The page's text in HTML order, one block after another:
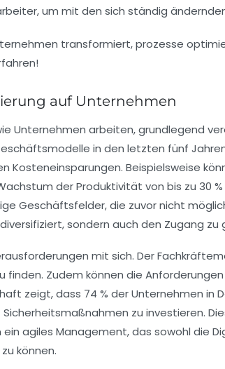
um mit den sich ständig
auf Unternehmen
Unternehmen arbeiten, grundlegend
in den letzten fünf
Kosteneinsparungen. Beispielsweise
der Produktivität von bis zu 30
Geschäftsfelder, die zuvor nicht
diversifiziert, sondern auch den Zugang
mit sich. Der
Zudem können die
zeigt, dass 74 % der Unternehmen in
zu investieren.
agiles Management, das sowohl die
können.